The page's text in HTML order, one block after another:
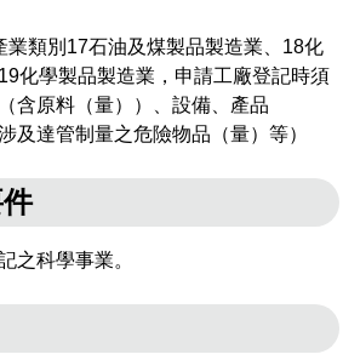
業類別17石油及煤製品製造業、18化
化學製品製造業，申請工廠登記時須
含原料（量））、設備、產品
及達管制量之危險物品（量）等）
之科學事業。